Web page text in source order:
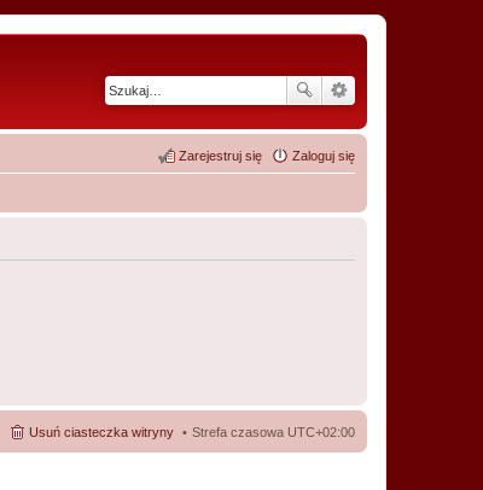
Zaloguj się
Zarejestruj się
Strefa czasowa UTC+02:00
Usuń ciasteczka witryny